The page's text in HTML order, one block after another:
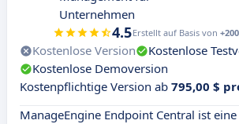
Unternehmen
4.5Erstellt auf Basis von
Kostenlose Version
Kostenlose
Kostenlose Demoversion
Kostenpflichtige Version ab 795,00 $
ManageEngine Endpoint Central ist